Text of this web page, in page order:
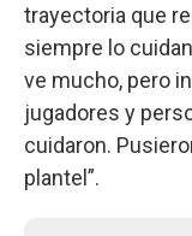
trayectoria que
siempre lo
ve mucho, pero
jugadores y
cuidaron.
plantel”.